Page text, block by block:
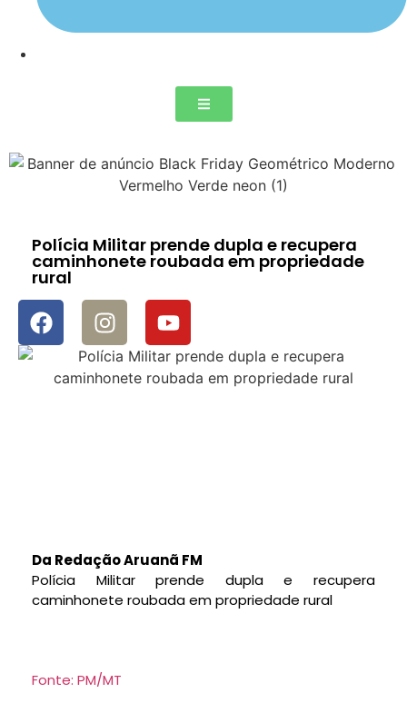
Polícia Militar prende dupla e recupera
caminhonete roubada em propriedade
rural
Da Redação Aruanã FM
Polícia Militar prende dupla e recupera
caminhonete roubada em propriedade rural
Fonte: PM/MT